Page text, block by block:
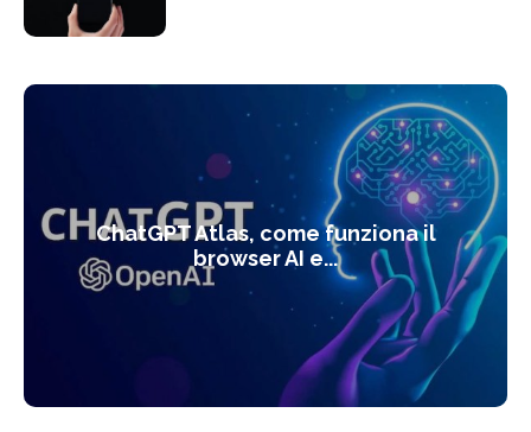
ChatGPT Atlas, come funziona il
browser AI e...